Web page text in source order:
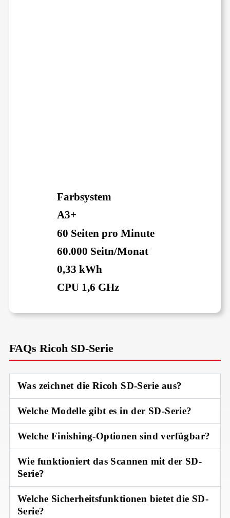
Farbsystem
A3+
60 Seiten pro Minute
60.000 Seitn/Monat
0,33 kWh
CPU 1,6 GHz
FAQs Ricoh SD-Serie
Was zeichnet die Ricoh SD-Serie aus?
Welche Modelle gibt es in der SD-Serie?
Welche Finishing-Optionen sind verfügbar?
Wie funktioniert das Scannen mit der SD-
Serie?
Welche Sicherheitsfunktionen bietet die SD-
Serie?